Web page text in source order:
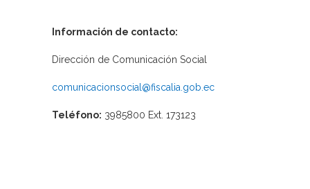
Información de contacto:
Dirección de Comunicación Social
comunicacionsocial@fiscalia.gob.ec
Teléfono: 3985800 Ext. 173123